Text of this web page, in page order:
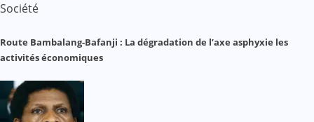
Société
Route Bambalang-Bafanji : La dégradation de l’axe asphyxie les
activités économiques